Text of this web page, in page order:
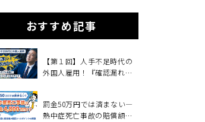
おすすめ記事
【第１回】人手不足時代の
外国人雇用！『確認漏れ』
罰金50万円では済まない―
熱中症死亡事故の賠償額